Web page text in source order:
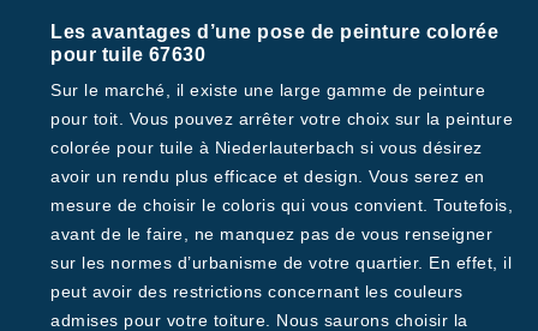
Les avantages d’une pose de peinture colorée
pour tuile 67630
Sur le marché, il existe une large gamme de peinture
pour toit. Vous pouvez arrêter votre choix sur la peinture
colorée pour tuile à Niederlauterbach si vous désirez
avoir un rendu plus efficace et design. Vous serez en
mesure de choisir le coloris qui vous convient. Toutefois,
avant de le faire, ne manquez pas de vous renseigner
sur les normes d’urbanisme de votre quartier. En effet, il
peut avoir des restrictions concernant les couleurs
admises pour votre toiture. Nous saurons choisir la